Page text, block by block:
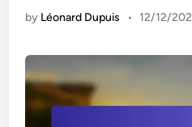
by Léonard Dupuis • 12/12/